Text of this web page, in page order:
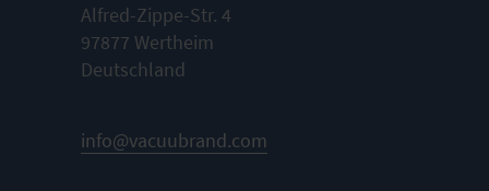
Alfred-Zippe-Str. 4
97877 Wertheim
Deutschland
info@vacuubrand.com